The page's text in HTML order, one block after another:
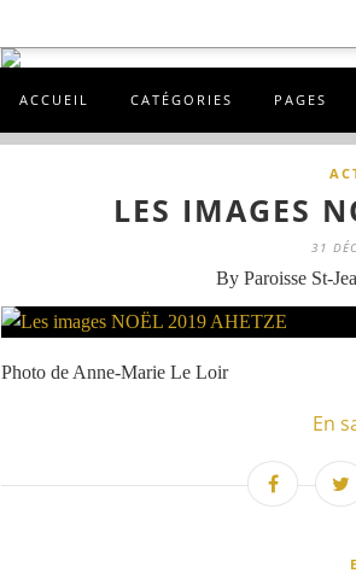
ACCUEIL CATÉGORIES PAGES
LES IMAGES
31
By Paroisse St-
Photo de Anne-Marie Le Loir
En